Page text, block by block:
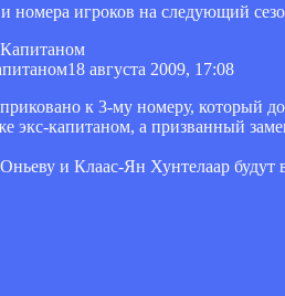
номера игроков на следующий
18 августа 2009, 17:08
к 3-му номеру, который
экс-капитаном, а призванный
и Клаас-Ян Хунтелаар будут